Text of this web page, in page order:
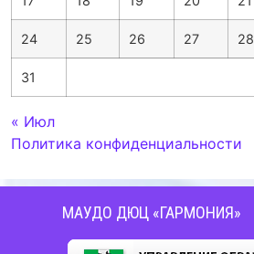
24 25 26 27 28
31
« Июл
Политика конфиденциальности
МАУДО ДЮЦ «ГАРМОНИЯ»